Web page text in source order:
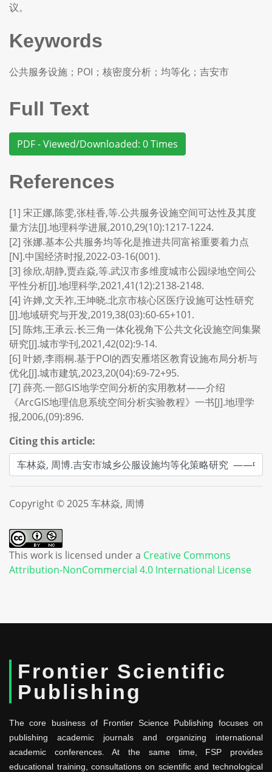
议。
Keywords
公共服务设施；POI；核密度分析；均等化；吉安市
Full Text
PDF - Viewed/Downloaded: 0 Times
References
[1] 宋正娜,陈雯,张桂香,等.公共服务设施空间可达性及其度
量方法[J].地理科学进展,2010,29(10):1217-1224.
[2] 张娜.基本公共服务均等化是推进共同富裕重要着力点
[N].中国经济时报,2022-03-16(001).
[3] 徐欣,胡静,贾垚焱,等.武汉市多维度城市公园绿地空间公
平性分析[J].地理科学,2021,41(12):2138-2148.
[4] 许婵,文天祚,王坤晓.北京市核心区医疗设施可达性研究
[J].地域研究与开发,2019,38(03):60-65+101.
[5] 陈炜,王承云.长三角一体化视角下公共文化设施空间集聚
研究[J].城市学刊,2021,42(02):9-14.
[6] 叶娇,李雨桐.基于POI的西安雁塔区教育设施布局分析与
优化[J].城市建筑,2023,20(04):69-72+95.
[7] 薛亮.一部GIS地学空间分析的实用教材——介绍
《ArcGIS地理信息系统空间分析实验教程》一书[J].地理学
报,2006,(09):896.
Citing this article:
Copyright © 2025 车林焱, 周博
This work is licensed under a Creative Commons
Attribution-NonCommercial 4.0 International License
Frontier Scientific
Publishing
The core business of Frontier Science Publishing focuses on
publishing academic journals and organizing international
academic conferences. At the same time, FSP provides
educational training, consultations on scientific and technological